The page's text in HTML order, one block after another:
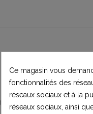
Ce magasin vous
fonctionnalités des
réseaux sociaux et à la
réseaux sociaux, ainsi